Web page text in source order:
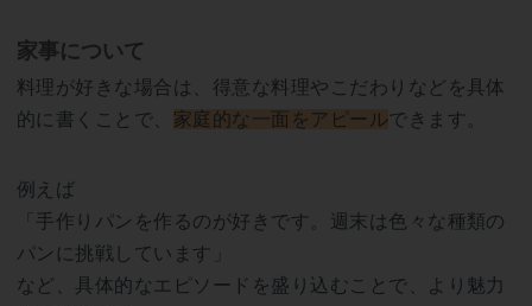
家事について
料理が好きな場合は、得意な料理やこだわりなどを具体
的に書くことで、 家庭的な一面をアピールできます。
例えば
「手作りパンを作るのが好きです。週末は色々な種類の
パンに挑戦しています」
など、具体的なエピソードを盛り込むことで、より魅力